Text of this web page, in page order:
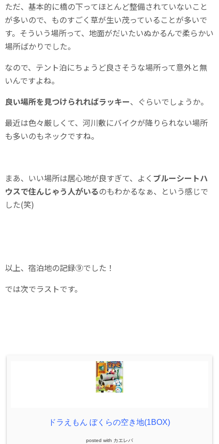
ただ、基本的に橋の下ってほとんど整備されていないこと
が多いので、ものすごく草が生い茂っていることが多いで
す。そういう場所って、地面がだいたいぬかるんで柔らかい
場所ばかりでした。
なので、テント泊にちょうど良さそうな場所って意外と無
いんですよね。
良い場所を見つけられればラッキー、ぐらいでしょうか。
最近は色々厳しくて、河川敷にバイクが降りられない場所
も多いのもネックですね。
まあ、いい場所は居心地が良すぎて、よく ブルーシートハ
ウスで住んじゃう人がいるのもわかるなぁ、という感じで
した(笑)
以上、宿泊地の記録⑨でした！
では次でラストです。
ドラえもん ぼくらの空き地(1BOX)
posted with カエレバ